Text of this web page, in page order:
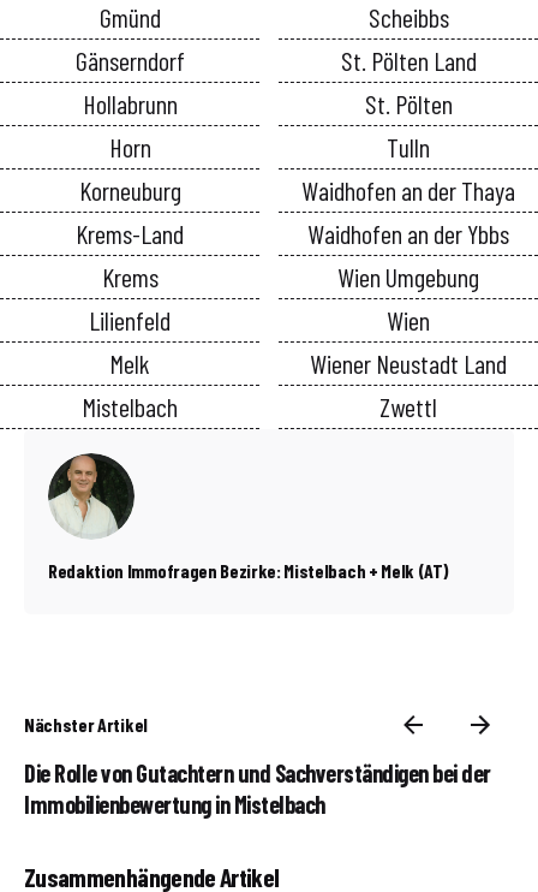
Gmünd
Gänserndorf
Hollabrunn
Horn
Korneuburg
Krems-Land
Krems
Lilienfeld
Melk
Mistelbach
Scheibbs
St. Pölten Land
St. Pölten
Tulln
Waidhofen an der Thaya
Waidhofen an der Ybbs
Wien Umgebung
Wien
Wiener Neustadt Land
Zwettl
Redaktion Immofragen Bezirke: Mistelbach + Melk (AT)
Nächster Artikel
Die Rolle von Gutachtern und Sachverständigen bei der
Immobilienbewertung in Mistelbach
Zusammenhängende Artikel